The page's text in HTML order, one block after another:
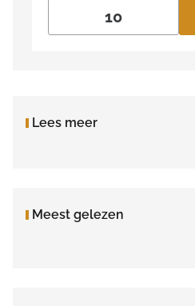
Lees meer
Meest gelezen